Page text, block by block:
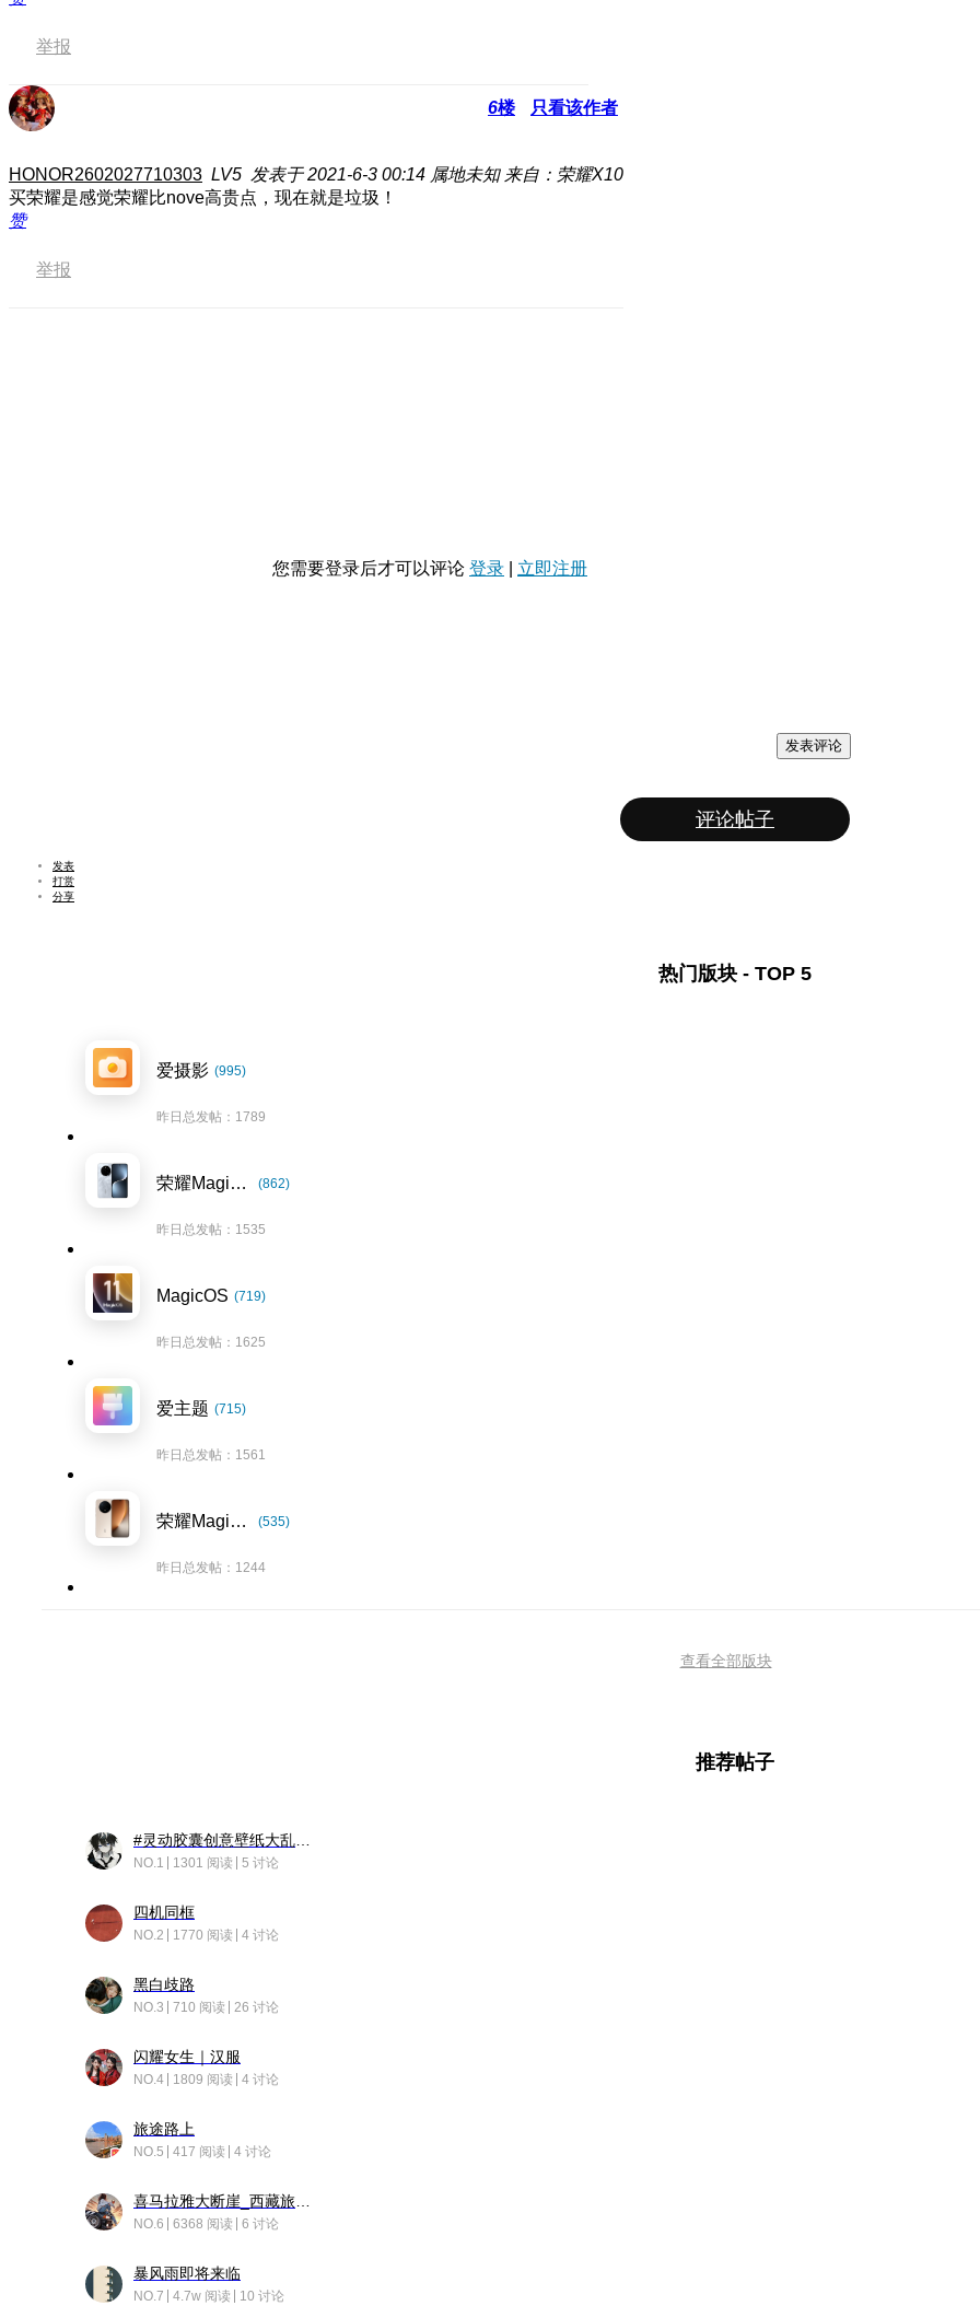
举报
6楼 只看该作者
HONOR2602027710303 LV5 发表于 2021-6-3 00:14 属地未知 来自：荣耀X10
买荣耀是感觉荣耀比nove高贵点，现在就是垃圾！
赞
举报
您需要登录后才可以评论 登录 立即注册
发表评论
评论帖子
发表
打赏
分享
热门版块 - TOP 5
爱摄影 (995)
昨日总发帖：1789
荣耀Magic7系列 (862)
昨日总发帖：1535
MagicOS (719)
昨日总发帖：1625
爱主题 (715)
昨日总发帖：1561
荣耀Magic8系列 (535)
昨日总发帖：1244
查看全部版块
推荐帖子
NO.1 1301 阅读 5 讨论
四机同框
NO.2 1770 阅读 4 讨论
黑白歧路
NO.3 710 阅读 26 讨论
闪耀女生｜汉服
NO.4 1809 阅读 4 讨论
旅途路上
NO.5 417 阅读 4 讨论
NO.6 6368 阅读 6 讨论
暴风雨即将来临
NO.7 4.7w 阅读 10 讨论